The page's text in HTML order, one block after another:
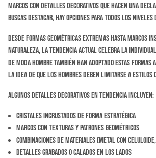
marcos con detalles decorativos que hacen una
buscas destacar, hay opciones para todos los
Desde formas geométricas extremas hasta marcos
naturaleza, la tendencia actual celebra la
de moda hombre también han adoptado estas formas
la idea de que los hombres deben limitarse a estilos
Algunos detalles decorativos en tendencia incluyen:
Cristales incrustados de forma estratégica
Marcos con texturas y patrones geométricos
Combinaciones de materiales (metal con
Detalles grabados o calados en los lados